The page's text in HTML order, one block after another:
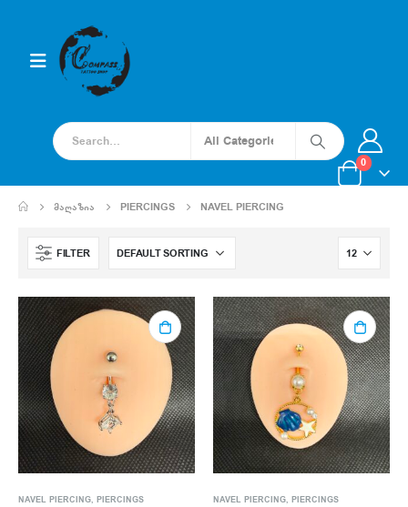
0
ᲛᲐᲦᲐᲖᲘᲐ PIERCINGS NAVEL PIERCING
FILTER
NAVEL PIERCING, PIERCINGS
NAVEL PIERCING, PIERCINGS